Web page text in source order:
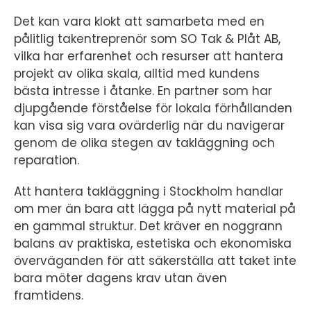
Det kan vara klokt att samarbeta med en
pålitlig takentreprenör som SO Tak & Plåt AB,
vilka har erfarenhet och resurser att hantera
projekt av olika skala, alltid med kundens
bästa intresse i åtanke. En partner som har
djupgående förståelse för lokala förhållanden
kan visa sig vara ovärderlig när du navigerar
genom de olika stegen av takläggning och
reparation.
Att hantera takläggning i Stockholm handlar
om mer än bara att lägga på nytt material på
en gammal struktur. Det kräver en noggrann
balans av praktiska, estetiska och ekonomiska
överväganden för att säkerställa att taket inte
bara möter dagens krav utan även
framtidens.